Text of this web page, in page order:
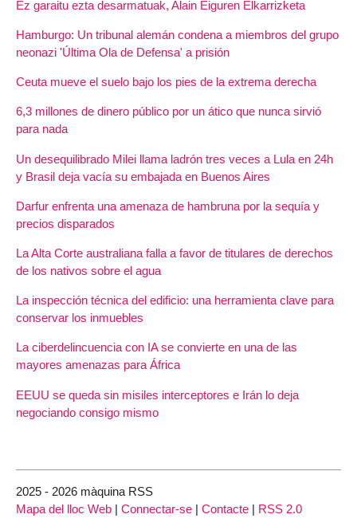
Ez garaitu ezta desarmatuak, Alain Eiguren Elkarrizketa
Hamburgo: Un tribunal alemán condena a miembros del grupo
neonazi 'Última Ola de Defensa' a prisión
Ceuta mueve el suelo bajo los pies de la extrema derecha
6,3 millones de dinero público por un ático que nunca sirvió
para nada
Un desequilibrado Milei llama ladrón tres veces a Lula en 24h
y Brasil deja vacía su embajada en Buenos Aires
Darfur enfrenta una amenaza de hambruna por la sequía y
precios disparados
La Alta Corte australiana falla a favor de titulares de derechos
de los nativos sobre el agua
La inspección técnica del edificio: una herramienta clave para
conservar los inmuebles
La ciberdelincuencia con IA se convierte en una de las
mayores amenazas para África
EEUU se queda sin misiles interceptores e Irán lo deja
negociando consigo mismo
2025 - 2026 màquina RSS
Mapa del lloc Web | Connectar-se | Contacte | RSS 2.0